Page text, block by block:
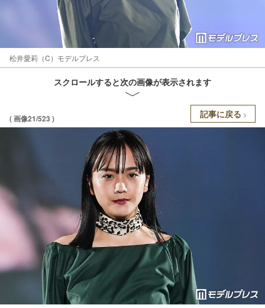
松井愛莉（C）モデルプレス
スクロールすると次の画像が表示されます
( 画像21/523 ) 記事に戻る